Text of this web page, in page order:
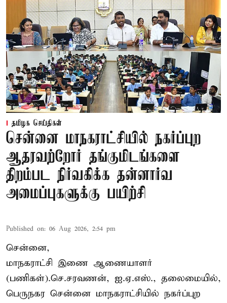
தமிழக செய்திகள்
சென்னை மாநகராட்சியில் நகர்ப்புற
ஆதரவற்றோர் தங்குமிடங்களை
திறம்பட நிர்வகிக்க தன்னார்வ
அமைப்புகளுக்கு பயிற்சி
Published on: 06 Aug 2026, 2:54 pm
சென்னை,
மாநகராட்சி இணை ஆணையாளர்
(பணிகள்).செ.சரவணன், ஐ.ஏ.எஸ்., தலைமையில்,
பெருநகர சென்னை மாநகராட்சியில் நகர்ப்புற